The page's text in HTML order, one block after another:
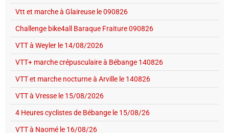
Vtt et marche à Glaireuse le 090826
Challenge bike4all Baraque Fraiture 090826
VTT à Weyler le 14/08/2026
VTT+ marche crépusculaire à Bébange 140826
VTT et marche nocturne à Arville le 140826
VTT à Vresse le 15/08/2026
4 Heures cyclistes de Bébange le 15/08/26
VTT à Naomé le 16/08/26